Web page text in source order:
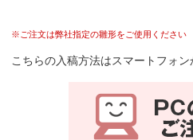
※ご注文は弊社指定の雛形をご使用ください
こちらの入稿方法はスマートフォン